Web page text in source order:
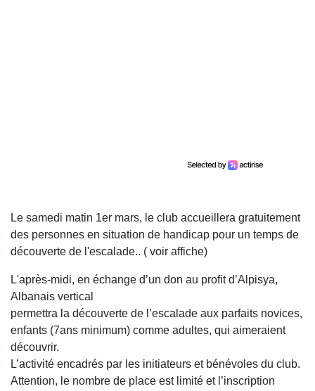
Le samedi matin 1er mars, le club accueillera gratuitement
des personnes en situation de handicap pour un temps de
découverte de l'escalade.. ( voir affiche)
L'après-midi, en échange d’un don au profit d’Alpisya,
Albanais vertical
permettra la découverte de l’escalade aux parfaits novices,
enfants (7ans minimum) comme adultes, qui aimeraient
découvrir.
L’activité encadrés par les initiateurs et bénévoles du club.
Attention, le nombre de place est limité et l’inscription